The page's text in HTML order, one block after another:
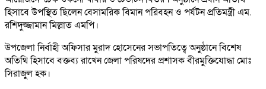
হিসাবে উপস্থিত ছিলেন বেসামরিক বিমান পরিবহন ও পর্যটন প্রতিমন্ত্রী এম.
রশিদুজ্জামান মিল্লাত এমপি।
উপজেলা নির্বাহী অফিসার মুরাদ হোসেনের সভাপতিত্বে অনুষ্ঠানে বিশেষ
অতিথি হিসাবে বক্তব্য রাখেন জেলা পরিষদের প্রশাসক বীরমুক্তিযোদ্ধা মোঃ
সিরাজুল হক।